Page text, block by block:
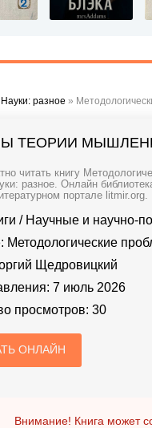
Науки: разное »
ТЕОРИИ
читать книгу
разное. Онлайн
портале litmir.org.
/ Научные и научно-
Методологические
Щедровицкий
7 июль 2026
просмотров: 30
ОНЛАЙН
Внимание! Книга может